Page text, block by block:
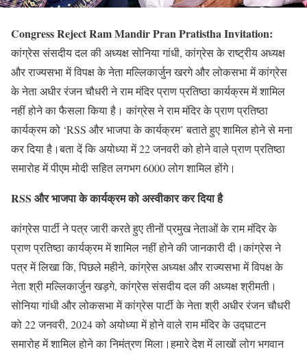
Congress Reject Ram Mandir Pran Pratistha Invitation:
कांग्रेस संसदीय दल की अध्यक्ष सोनिया गांधी, कांग्रेस के राष्ट्रीय अध्यक्ष
और राज्यसभा में विपक्ष के नेता मल्लिकार्जुन खरगे और लोकसभा में कांग्रेस
के नेता अधीर रंजन चौधरी ने राम मंदिर प्राण प्रतिष्ठा कार्यक्रम में शामिल
नहीं होने का फैसला किया है। कांग्रेस ने राम मंदिर के प्राण प्रतिष्ठा
कार्यक्रम को ‘RSS और भाजपा के कार्यक्रम’ बताते हुए शामिल होने से मना
कर दिया है।बता दें कि अयोध्या में 22 जनवरी को होने वाले प्राण प्रतिष्ठा
समारोह में पीएम मोदी सहित लगभग 6000 लोग शामिल होंगे।
RSS और भाजपा के कार्यक्रम को अस्वीकार कर दिया है
कांग्रेस पार्टी ने पत्र जारी करते हुए तीनों प्रमुख नेताओं के राम मंदिर के
प्राण प्रतिष्ठा कार्यक्रम में शामिल नहीं होने की जानकारी दी।कांग्रेस ने
पत्र में लिखा कि, पिछले महीने, कांग्रेस अध्यक्ष और राज्यसभा में विपक्ष के
नेता श्री मल्लिकार्जुन खड़गे, कांग्रेस संसदीय दल की अध्यक्ष श्रीमती।
सोनिया गांधी और लोकसभा में कांग्रेस पार्टी के नेता श्री अधीर रंजन चौधरी
को 22 जनवरी, 2024 को अयोध्या में होने वाले राम मंदिर के उद्घाटन
समारोह में शामिल होने का निमंत्रण मिला।हमारे देश में लाखों लोग भगवान